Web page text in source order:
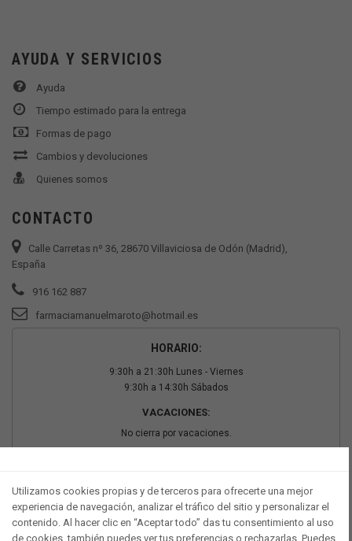
AYUDA Y SERVICIOS
Ayuda
Tiempo estimado para la entrega
Formas de pago
Cambios y devoluciones
Quienes somos
CONTACTO
Calle Carretas nº 36, 28670 Villaviciosa de Odón (Madrid),
España
916 162 887
farmaciamanuelmaroto@hotmail.es
HORARIO:
9:30h a 21:30h Lunes - Viernes
9:30h a 14:30h Sábados
VACACIONES:
No cierra por vacaciones.
Utilizamos cookies propias y de terceros para ofrecerte una mejor
experiencia de navegación, analizar el tráfico del sitio y personalizar el
contenido. Al hacer clic en “Aceptar todo” das tu consentimiento al uso
de cookies, también puedes ver tus preferencias o rechazarlas. Puedes